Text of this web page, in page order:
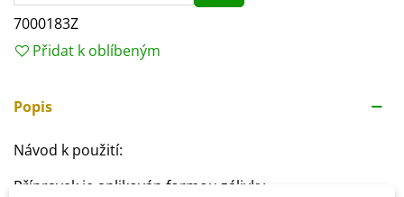
7000183Z
Přidat k oblíbeným
Popis
Návod k použití:
Přípravek je aplikován formou zálivky